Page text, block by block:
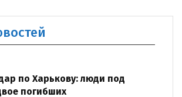
по Харькову: люди под
погибших